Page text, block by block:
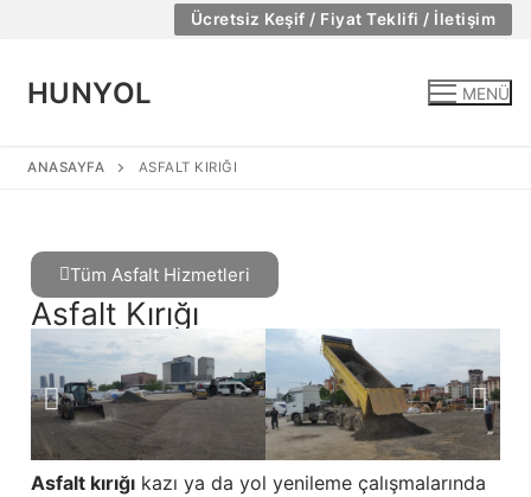
Ücretsiz Keşif / Fiyat Teklifi / İletişim
HUNYOL MENÜ
ANASAYFA ASFALT KIRIĞI
Tüm Asfalt Hizmetleri
Asfalt Kırığı
Asfalt kırığı kazı ya da yol yenileme çalışmalarında